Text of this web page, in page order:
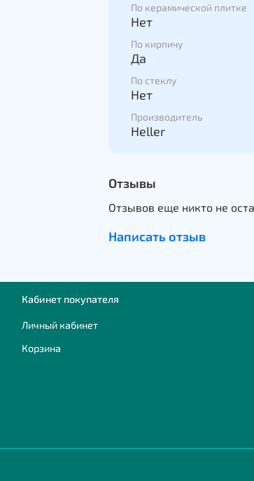
По керамической плитке
Нет
По кирпичу
Да
По стеклу
Нет
Производитель
Heller
Отзывы
Отзывов еще никто не
Написать отзыв
Кабинет покупателя
Личный кабинет
Корзина